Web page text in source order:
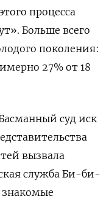
процесса
Больше всего
поколения:
27% от 18
суд иск
вызвала
служба Би-би-
знакомые